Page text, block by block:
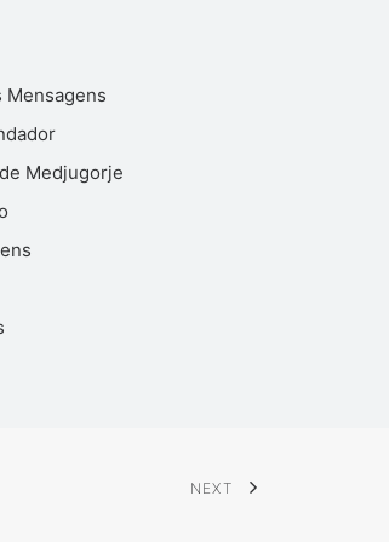
Mensagens
Medjugorje
NEXT